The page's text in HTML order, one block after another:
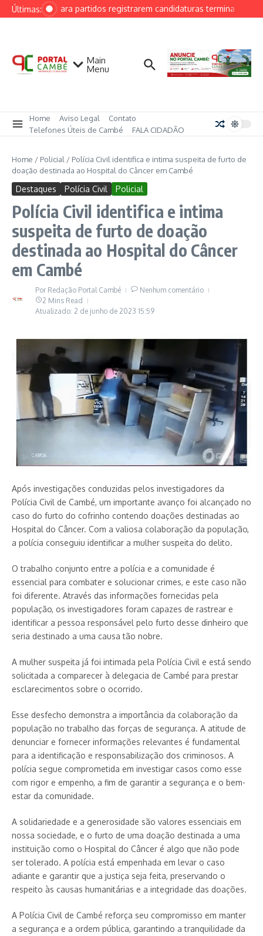
Ir para o conteúdo
Últimas:Prazo para partidos registrarem candidaturas termina em 15
Main
Menu
Home Aviso Legal
Contato
Telefones Úteis de Cambé
FALA CIDADÃO
Home / Policial / Polícia Civil identifica e intima suspeita de furto de
doação destinada ao Hospital do Câncer em Cambé
Destaques Polícia Civil Policial
Polícia Civil identifica e intima
suspeita de furto de doação
destinada ao Hospital do Câncer
em Cambé
Por Redação Portal Cambé
Nenhum comentário
2 Mins Read
Atualizado: 2 de junho de 2023 15:59
Após investigações conduzidas pelos investigadores da
Polícia Civil de Cambé, um importante avanço foi alcançado no
caso do furto do cofrinho contendo doações destinadas ao
Hospital do Câncer. Com a valiosa colaboração da população,
a polícia conseguiu identificar a mulher suspeita do delito.
O trabalho conjunto entre a polícia e a comunidade é
essencial para combater e solucionar crimes, e este caso não
foi diferente. Através das informações fornecidas pela
população, os investigadores foram capazes de rastrear e
identificar a pessoa responsável pelo furto desse dinheiro que
seria destinado a uma causa tão nobre.
A mulher suspeita já foi intimada pela Polícia Civil e está sendo
solicitada a comparecer à delegacia de Cambé para prestar
esclarecimentos sobre o ocorrido.
Esse desfecho demonstra a importância da colaboração da
população no trabalho das forças de segurança. A atitude de
denunciar e fornecer informações relevantes é fundamental
para a identificação e responsabilização dos criminosos. A
polícia segue comprometida em investigar casos como esse
com rigor e empenho, a fim de garantir a segurança e o bem-
estar da comunidade.
A solidariedade e a generosidade são valores essenciais em
nossa sociedade, e o furto de uma doação destinada a uma
instituição como o Hospital do Câncer é algo que não pode
ser tolerado. A polícia está empenhada em levar o caso
adiante e garantir que a justiça seja feita, preservando o
respeito às causas humanitárias e a integridade das doações.
A Polícia Civil de Cambé reforça seu compromisso em manter
a segurança e a ordem pública, garantindo a tranquilidade da